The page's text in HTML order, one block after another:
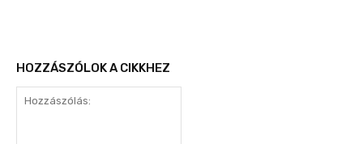
HOZZÁSZÓLOK A CIKKHEZ